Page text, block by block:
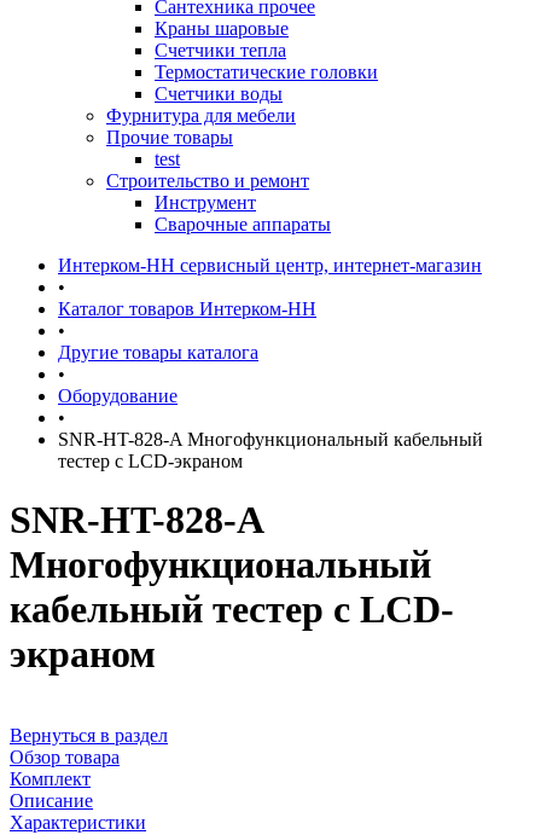
Сантехника прочее
Краны шаровые
Счетчики тепла
Термоcтатические головки
Счетчики воды
Фурнитура для мебели
Прочие товары
test
Строительство и ремонт
Инструмент
Сварочные аппараты
Интерком-НН сервисный центр, интернет-магазин
•
Каталог товаров Интерком-НН
•
Другие товары каталога
•
Оборудование
•
SNR-HT-828-A Многофункциональный кабельный
тестер с LCD-экраном
SNR-HT-828-A
Многофункциональный
кабельный тестер с LCD-
экраном
Вернуться в раздел
Обзор товара
Комплект
Описание
Характеристики